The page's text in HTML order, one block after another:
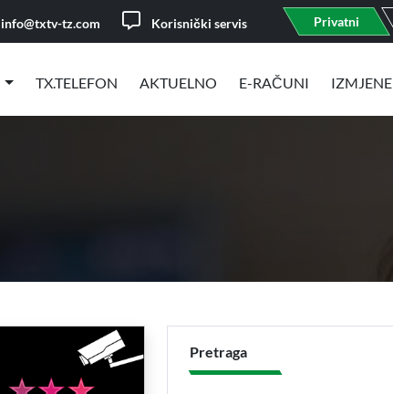
info@txtv-tz.com Korisnički servis Privatni
TX.TELEFON AKTUELNO E-RAČUNI IZMJENE
Pretraga